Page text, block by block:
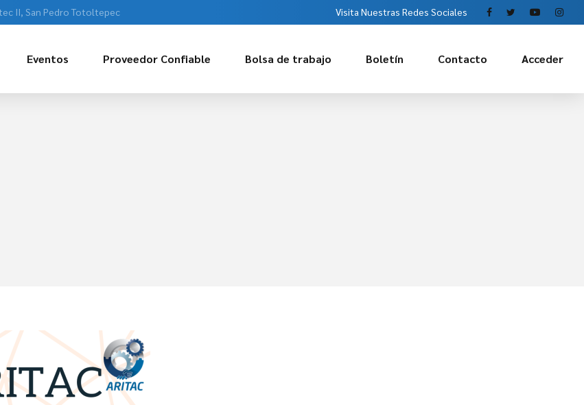
II, San Pedro Totoltepec Visita Nuestras Redes Sociales
Eventos Proveedor Confiable Bolsa de trabajo Boletín Contacto Acceder